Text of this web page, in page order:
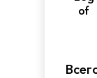
of